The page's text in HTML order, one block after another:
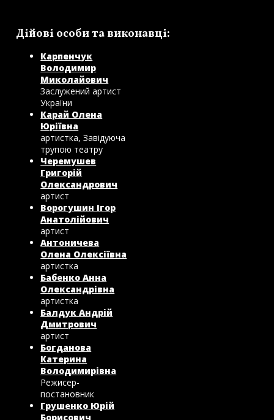
Дійові особи та виконавці:
Карпенчук
Володимир
Миколайович
Заслужений артист
України
Карай Олена
Юріївна
артистка, Завідуюча
трупою театру
Черемушев
Григорій
Олександрович
артист
Ворогушин Ігор
Анатолійович
артист
Антоничева
Олена Олексіївна
артистка
Бабенко Анна
Олександрівна
артистка
Балдук Андрій
Дмитрович
артист
Богданова
Катерина
Володимирівна
Режисер-
постановник
Грушенко Юрій
Борисович